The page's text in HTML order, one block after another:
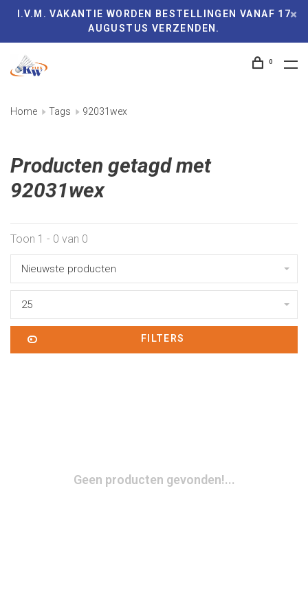
I.V.M. VAKANTIE WORDEN BESTELLINGEN VANAF 17
AUGUSTUS VERZENDEN.
0
Home Tags 92031wex
Producten getagd met
92031wex
Toon 1 - 0 van 0
Nieuwste producten
25
FILTERS
Geen producten gevonden!...